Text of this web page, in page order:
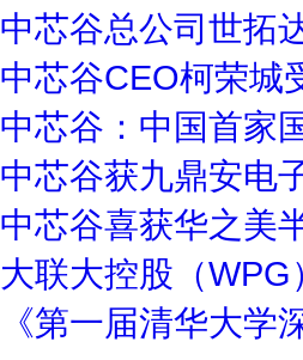
中芯谷总公司世拓
中芯谷CEO柯荣城
中芯谷：中国首家
中芯谷获九鼎安电
中芯谷喜获华之美
大联大控股（
《第一届清华大